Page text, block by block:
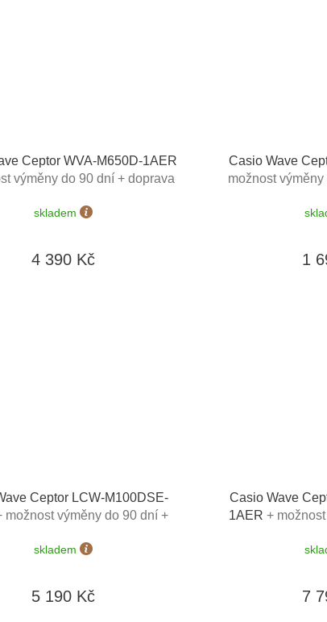
Ceptor WVA-M650D-1AER
výměny do 90 dní + doprava
skladem
4 390 Kč
Casio Wave
možnost
1
Ceptor LCW-M100DSE-
možnost výměny do 90 dní +
skladem
5 190 Kč
Casio Wave
1AER +
7